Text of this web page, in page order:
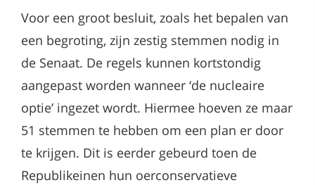
Voor een groot besluit, zoals het bepalen van
een begroting, zijn zestig stemmen nodig in
de Senaat. De regels kunnen kortstondig
aangepast worden wanneer ‘de nucleaire
optie’ ingezet wordt. Hiermee hoeven ze maar
51 stemmen te hebben om een plan er door
te krijgen. Dit is eerder gebeurd toen de
Republikeinen hun oerconservatieve